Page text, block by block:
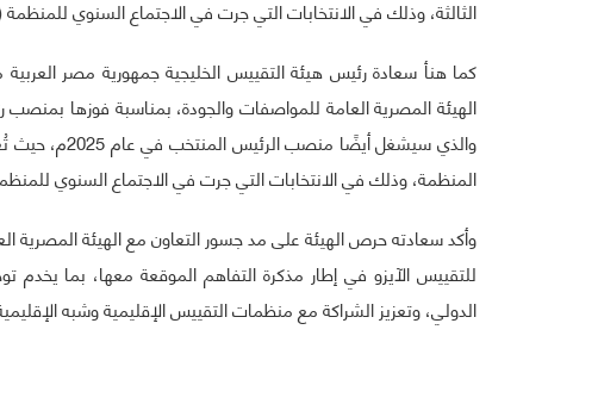
الثالثة، وذلك في الانتخابات التي جرت في الاجتماع السنوي للمنظمة (قرطاجنه،
كما هنأ سعادة رئيس هيئة التقييس الخليجية جمهورية مصر
والذي سيشغل
المنظمة، وذلك في الانتخابات التي جرت في الاجتماع السنوي
وأكد سعادته حرص الهيئة على مد جسور التعاون مع الهيئة المصرية
للتقييس الآيزو في إطار مذكرة التفاهم الموقعة معها، بما
الدولي، وتعزيز الشراكة مع منظمات التقييس الإقليمية وشبه